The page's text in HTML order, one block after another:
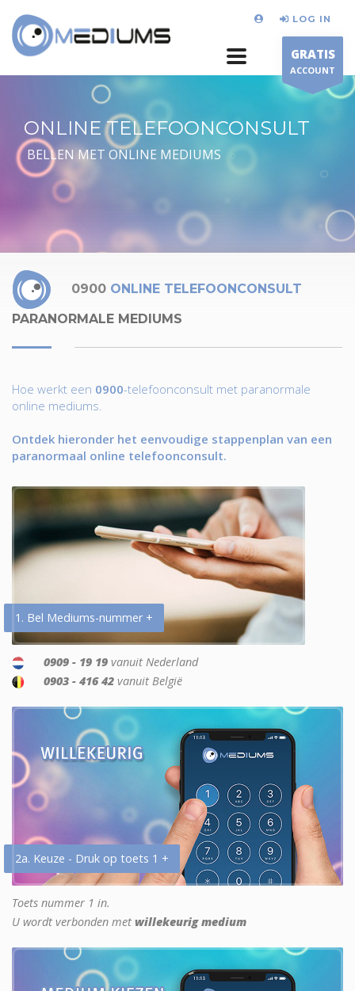
LOG IN
GRATIS
ACCOUNT
ONLINE TELEFOONCONSULT
BELLEN MET ONLINE MEDIUMS
0900 ONLINE TELEFOONCONSULT
PARANORMALE MEDIUMS
Hoe werkt een 0900-telefoonconsult met paranormale
online mediums.
Ontdek hieronder het eenvoudige stappenplan van een
paranormaal online telefoonconsult.
1. Bel Mediums-nummer +
0909 - 19 19 vanuit Nederland
0903 - 416 42 vanuit België
2a. Keuze - Druk op toets 1 +
Toets nummer 1 in.
U wordt verbonden met willekeurig medium